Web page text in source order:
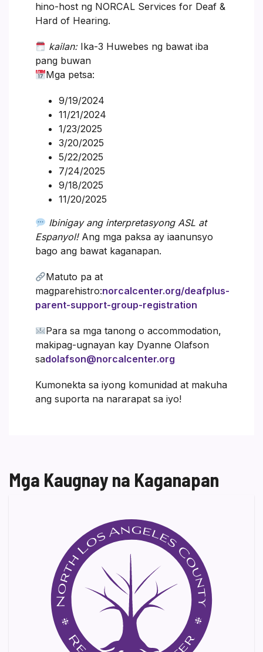
hino-host ng NORCAL Services for Deaf &
Hard of Hearing.
kailan:Ika-3 Huwebes ng bawat iba
pang buwan
Mga petsa:
9/19/2024
11/21/2024
1/23/2025
3/20/2025
5/22/2025
7/24/2025
9/18/2025
11/20/2025
Ibinigay ang interpretasyong ASL at
Espanyol!Ang mga paksa ay iaanunsyo
bago ang bawat kaganapan.
Matuto pa at
magparehistro:norcalcenter.org/deafplus-
parent-support-group-registration
Para sa mga tanong o accommodation,
makipag-ugnayan kay Dyanne Olafson
sadolafson@norcalcenter.org
Kumonekta sa iyong komunidad at makuha
ang suporta na nararapat sa iyo!
Mga Kaugnay na Kaganapan